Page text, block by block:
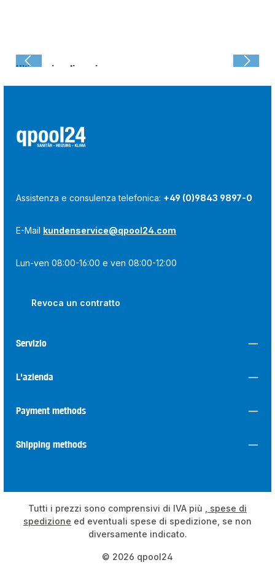
Ultima visualizzazione:
Assistenza e consulenza telefonica: +49 (0)9843 9897-0
E-Mail kundenservice@qpool24.com
Lun-ven 08:00-16:00 e ven 08:00-12:00
Revoca un contratto
Servizio
L'azienda
Payment methods
Shipping methods
© 2026 qpool24
Tutti i prezzi sono comprensivi di IVA più
, spese di
spedizione ed eventuali spese di spedizione, se non
diversamente indicato.